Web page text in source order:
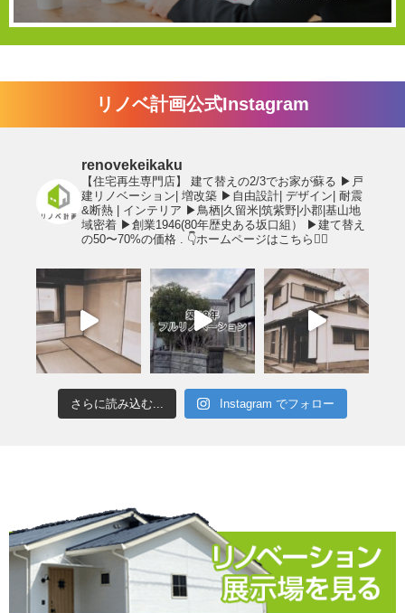
リノベ計画公式Instagram
renovekeikaku
【住宅再生専門店】 建て替えの2/3でお家が蘇る ▶︎戸
建リノベーション| 増改築 ▶︎自由設計| デザイン| 耐震
&断熱 | インテリア ▶︎鳥栖|久留米|筑紫野|小郡|基山地
域密着 ▶︎創業1946(80年歴史ある坂口組）
▶︎建て替え
の50〜70%の価格
👇ホームページはこちら💁‍♂️
さらに読み込む... Instagram でフォロー